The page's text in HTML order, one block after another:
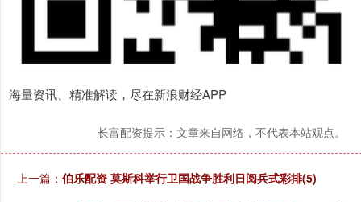
海量资讯、精准解读，尽在新浪财经APP
长富配资提示：文章来自网络，不代表本站观点。
上一篇： 伯乐配资 莫斯科举行卫国战争胜利日阅兵式彩排(5)